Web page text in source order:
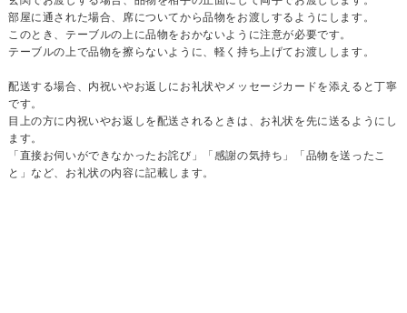
部屋に通された場合、席についてから品物をお渡しするようにします。
このとき、テーブルの上に品物をおかないように注意が必要です。
テーブルの上で品物を擦らないように、軽く持ち上げてお渡しします。
配送する場合、内祝いやお返しにお礼状やメッセージカードを添えると丁寧
です。
目上の方に内祝いやお返しを配送されるときは、お礼状を先に送るようにし
ます。
「直接お伺いができなかったお詫び」「感謝の気持ち」「品物を送ったこ
と」など、お礼状の内容に記載します。